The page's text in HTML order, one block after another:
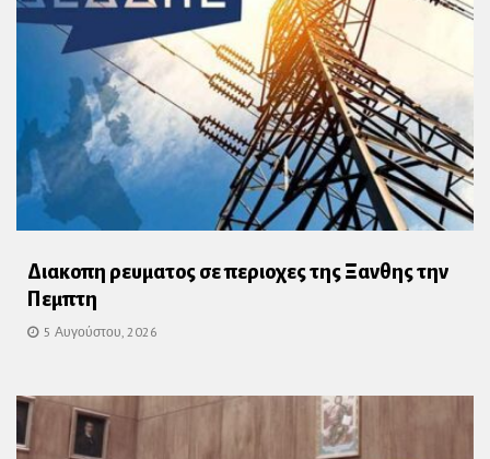
Διακοπη ρευματος σε περιοχες της Ξανθης την
Πεμπτη
5 Αυγούστου, 2026